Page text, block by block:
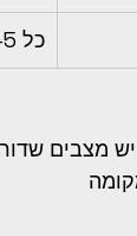
כל 3-5 שנים
מצבים